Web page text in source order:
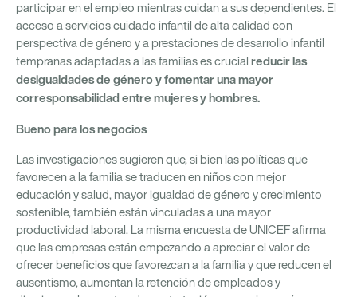
participar en el empleo mientras cuidan a sus dependientes. El
acceso a servicios cuidado infantil de alta calidad con
perspectiva de género y a prestaciones de desarrollo infantil
tempranas adaptadas a las familias es crucial reducir las
desigualdades de género y fomentar una mayor
corresponsabilidad entre mujeres y hombres.
Bueno para los negocios
Las investigaciones sugieren que, si bien las políticas que
favorecen a la familia se traducen en niños con mejor
educación y salud, mayor igualdad de género y crecimiento
sostenible, también están vinculadas a una mayor
productividad laboral. La misma encuesta de UNICEF afirma
que las empresas están empezando a apreciar el valor de
ofrecer beneficios que favorezcan a la familia y que reducen el
ausentismo, aumentan la retención de empleados y